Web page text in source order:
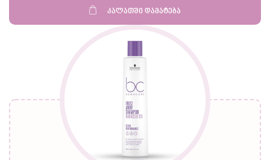
კალათში დამატება